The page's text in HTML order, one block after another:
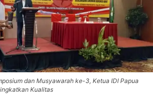
dan Musyawarah ke-3, Ketua IDI Papua
Kualitas